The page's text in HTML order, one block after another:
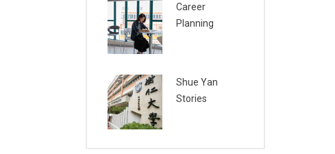
Career
Planning
Shue Yan
Stories